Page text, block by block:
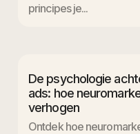
principes je...
De psychologie
ads: hoe
verhogen
Ontdek hoe